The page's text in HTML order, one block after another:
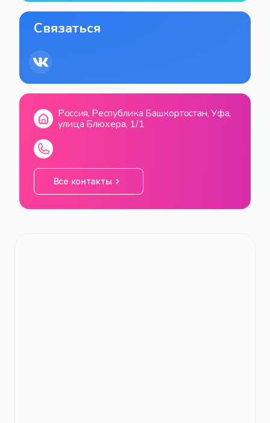
Связаться
Россия, Республика Башкортостан, Уфа,
улица Блюхера, 1/1
Все контакты